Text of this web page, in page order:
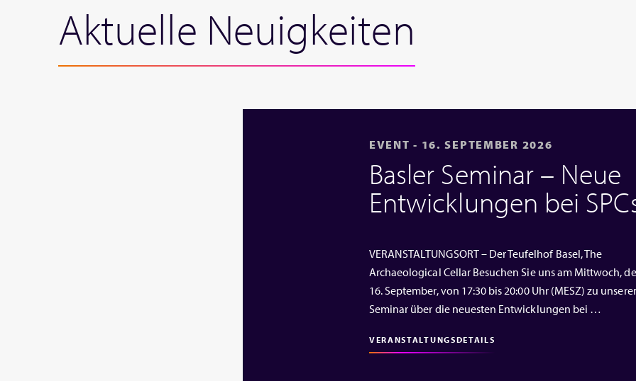
Aktuelle Neuigkeiten
EVENT - 16. SEPTEMBER 2026
Basler Seminar – Neue
Entwicklungen bei
VERANSTALTUNGSORT – Der Teufelhof Basel, The
Archaeological Cellar Besuchen Sie uns am Mittwoch,
16. September, von 17:30 bis 20:00 Uhr (MESZ) zu
Seminar über die neuesten Entwicklungen bei …
VERANSTALTUNGSDETAILS